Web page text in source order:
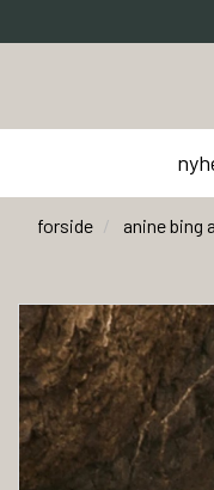
forside anine bing